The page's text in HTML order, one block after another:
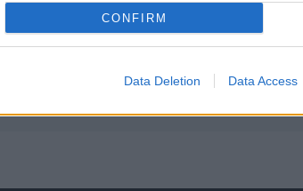
CONFIRM
Data Deletion Data Access
Előfizetés